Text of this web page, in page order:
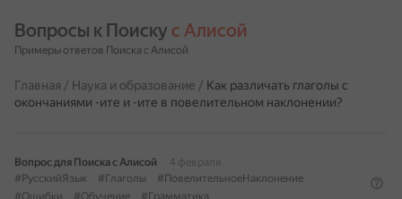
Вопросы к Поиску с Алисой
Примеры ответов Поиска с Алисой
Главная / Наука и образование / Как различать глаголы с
окончаниями -ите и -ите в повелительном наклонении?
Вопрос для Поиска с Алисой
4 февраля
#РусскийЯзык
#Глаголы
#ПовелительноеНаклонение
#Ошибки
#Обучение #Грамматика